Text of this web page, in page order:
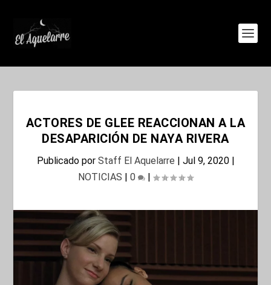
ACTORES DE GLEE REACCIONAN A LA
DESAPARICIÓN DE NAYA RIVERA
Publicado por Staff El Aquelarre | Jul 9, 2020|
NOTICIAS | 0 |